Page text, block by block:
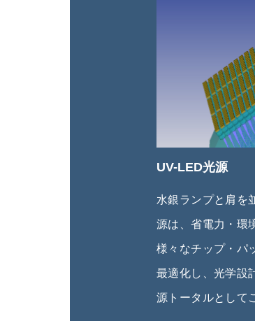
UV-LED光源
水銀ランプと肩を
源は、省電力・環
様々なチップ・パ
最適化し、光学設
源トータルとして